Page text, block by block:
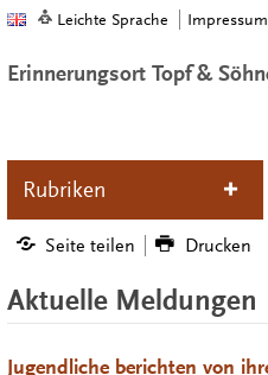
Leichte Sprache Impressum
Erinnerungsort Topf &
Rubriken
Seite teilen Drucken
Aktuelle Meldungen
Jugendliche berichten von